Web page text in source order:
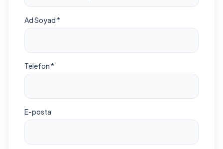
Ad Soyad *
Telefon *
E-posta